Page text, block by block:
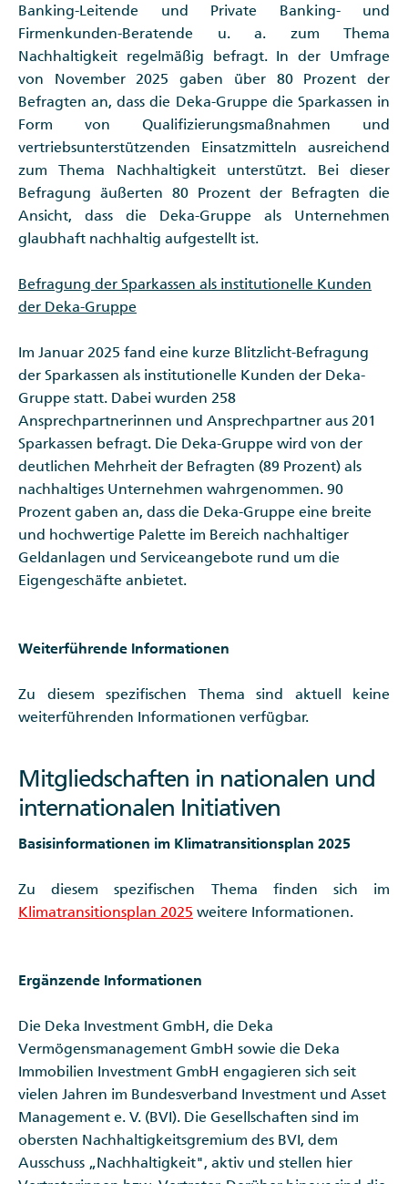
Banking-Leitende und Private Banking- und
Firmenkunden-Beratende u. a. zum Thema
Nachhaltigkeit regelmäßig befragt. In der Umfrage
von November 2025 gaben über 80 Prozent der
Befragten an, dass die Deka-Gruppe die Sparkassen in
Form von Qualifizierungsmaßnahmen und
vertriebsunterstützenden Einsatzmitteln ausreichend
zum Thema Nachhaltigkeit unterstützt. Bei dieser
Befragung äußerten 80 Prozent der Befragten die
Ansicht, dass die Deka-Gruppe als Unternehmen
glaubhaft nachhaltig aufgestellt ist.
Befragung der Sparkassen als institutionelle Kunden
der Deka-Gruppe
Im Januar 2025 fand eine kurze Blitzlicht-Befragung
der Sparkassen als institutionelle Kunden der Deka-
Gruppe statt. Dabei wurden 258
Ansprechpartnerinnen und Ansprechpartner aus 201
Sparkassen befragt. Die Deka-Gruppe wird von der
deutlichen Mehrheit der Befragten (89 Prozent) als
nachhaltiges Unternehmen wahrgenommen. 90
Prozent gaben an, dass die Deka-Gruppe eine breite
und hochwertige Palette im Bereich nachhaltiger
Geldanlagen und Serviceangebote rund um die
Eigengeschäfte anbietet.
Weiterführende Informationen
Zu diesem spezifischen Thema sind aktuell keine
weiterführenden Informationen verfügbar.
Mitgliedschaften in nationalen und
internationalen Initiativen
Basisinformationen im Klimatransitionsplan 2025
Zu diesem spezifischen Thema finden sich im
Klimatransitionsplan 2025 weitere Informationen.
Ergänzende Informationen
Die Deka Investment GmbH, die Deka
Vermögensmanagement GmbH sowie die Deka
Immobilien Investment GmbH engagieren sich seit
vielen Jahren im Bundesverband Investment und Asset
Management e. V. (BVI). Die Gesellschaften sind im
obersten Nachhaltigkeitsgremium des BVI, dem
Ausschuss „Nachhaltigkeit", aktiv und stellen hier